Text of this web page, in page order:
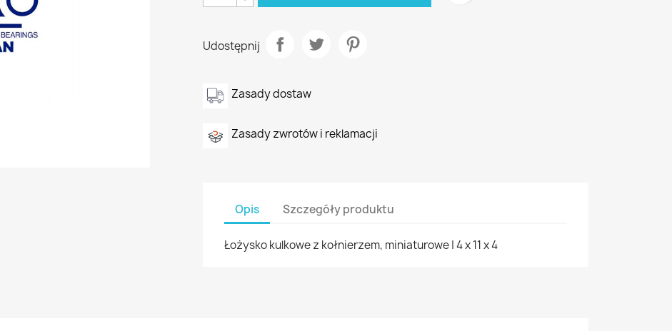
Udostępnij
Zasady dostaw
Zasady zwrotów i reklamacji
Opis Szczegóły produktu
Łożysko kulkowe z kołnierzem, miniaturowe | 4 x 11 x 4